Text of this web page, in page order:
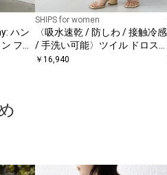
ハン
ス
SHIPS for women
〈吸水速乾 / 防しわ / 接触冷感
/ 手洗い可能〉ツイル ドロス
ト パンツ
￥ 16,940